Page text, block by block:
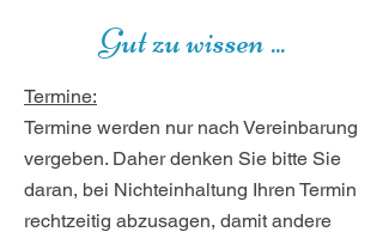
Gut zu wissen ...
Termine:
Termine werden nur nach Vereinbarung
vergeben. Daher denken Sie bitte Sie
daran, bei Nichteinhaltung Ihren Termin
rechtzeitig abzusagen, damit andere